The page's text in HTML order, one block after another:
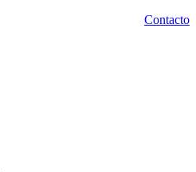
Contacto